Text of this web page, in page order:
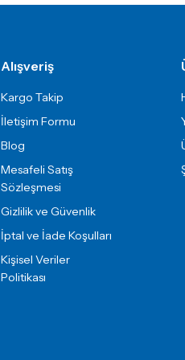
Alışveriş
Kargo Takip
İletişim Formu
Blog
Mesafeli Satış
Sözleşmesi
Gizlilik ve Güvenlik
İptal ve İade Koşulları
Kişisel Veriler
Politikası